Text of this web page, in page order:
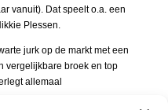
vanuit). Dat speelt o.a. een
Plessen.
jurk op de markt met een
vergelijkbare broek en top
allemaal